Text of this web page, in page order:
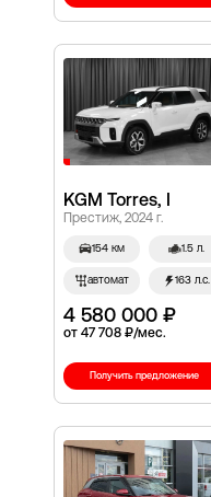
KGM Torres, I
Престиж, 2024 г.
154 км 1.5 л.
автомат 163 л.с.
4 580 000 ₽
от 47 708 ₽/мес.
Получить предложение